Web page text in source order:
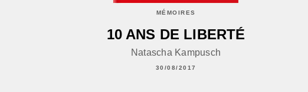
MÉMOIRES
10 ANS DE LIBERTÉ
Natascha Kampusch
30/08/2017